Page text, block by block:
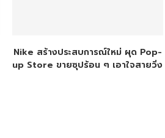
Nike สร้างประสบการณ์ใหม่ ผุด Pop-
up Store ขายซุปร้อน ๆ เอาใจสายวิ่ง